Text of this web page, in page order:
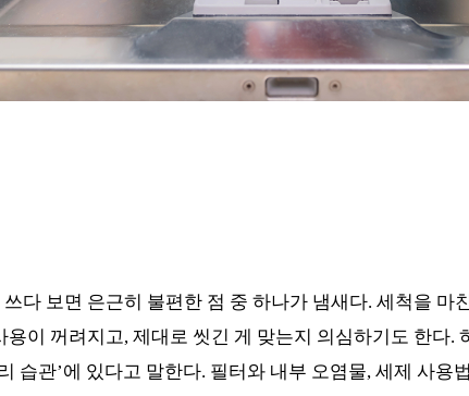
다 보면 은근히 불편한 점 중 하나가 냄새다. 세척을 마
용이 꺼려지고, 제대로 씻긴 게 맞는지 의심하기도 한다.
습관’에 있다고 말한다. 필터와 내부 오염물, 세제 사용